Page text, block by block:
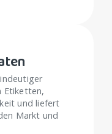
Etiketten,
und liefert
Markt und